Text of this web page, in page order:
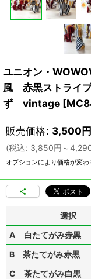
ユニオン・
風 赤黒ストライ
ず vintage [
販売価格: 3,500円
(税込: 3,850円 ～
オプションにより価格が変わ
選択
A 白たてがみ赤黒
B 茶たてがみ赤黒
C 茶たてがみ白黒